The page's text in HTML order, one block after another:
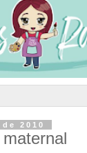
2010